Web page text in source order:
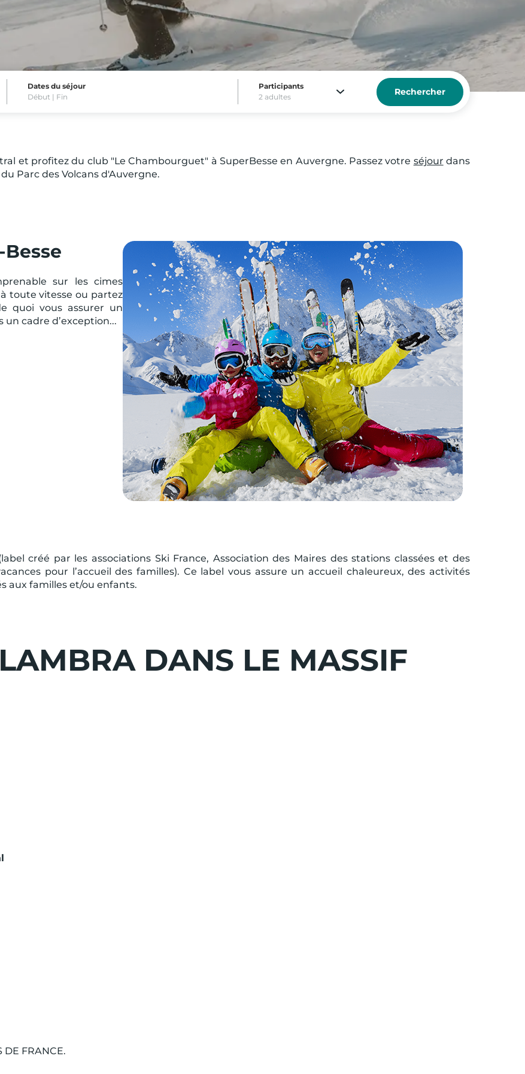
Dates du séjour
Début | Fin
Participants
2 adultes
Rechercher
et profitez du club "Le Chambourguet" à SuperBesse en Auvergne. Passez votre séjour dans
Parc des Volcans d'Auvergne.
sur les cimes
toute vitesse ou partez
quoi vous assurer un
cadre d’exception...
créé par les associations Ski France, Association des Maires des stations classées et des
pour l’accueil des familles). Ce label vous assure un accueil chaleureux, des activités
aux familles et/ou enfants.
DANS LE MASSIF
du 13/03/27 au 20/03/27
d'un séjour. Offre non rétroactive, non cumulable avec tout autre
DE FRANCE.